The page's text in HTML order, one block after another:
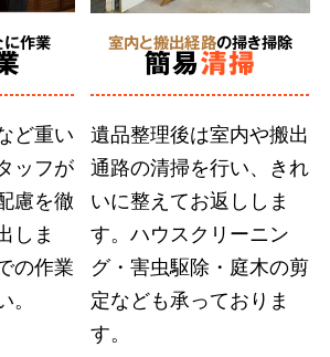
合同供養
に対応
とご依頼者様の想いに応えるこ
います。遠方にお住まいのご親
品のご供養など、どのような
遠慮せずにお伝えください。
作業
ど重い
ッフが
慮を徹
しま
の作業
室内と搬出経路の掃き掃除
簡易清掃
遺品整理後は室内や搬出
通路の清掃を行い、きれ
いに整えてお返ししま
す。ハウスクリーニン
グ・害虫駆除・庭木の剪
定なども承っておりま
す。